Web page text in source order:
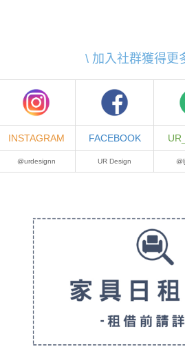
\ 加入社群獲得更
INSTAGRAM FACEBOOK
@urdesignn UR Design